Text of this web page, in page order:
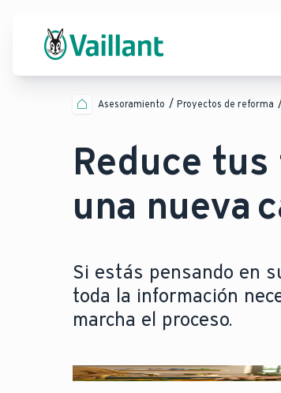
Asesoramiento Proyectos de reforma
Reduce
una nueva
Si estás pensando en
toda la información
marcha el proceso.